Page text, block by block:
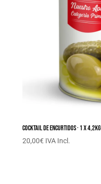
Cocktail de encurtidos · 1 x 4,2KG
20,00€ IVA Incl.